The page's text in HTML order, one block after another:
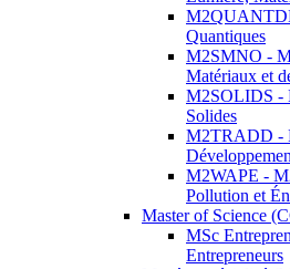
Quantiques
M2SMNO -
Matériaux et
M2SOLIDS -
Solides
M2TRADD -
M2WAPE -
Pollution et
Master of Science
MSc
Entrepreneurs